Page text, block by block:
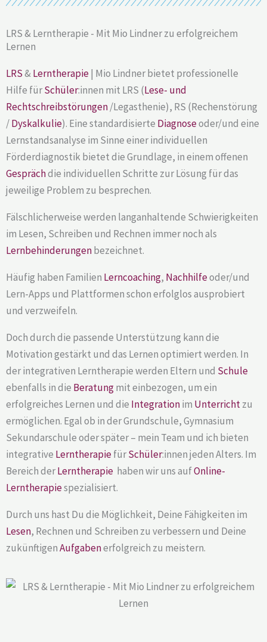
LRS & Lerntherapie - Mit Mio Lindner zu erfolgreichem
Lernen
LRS&Lerntherapie| Mio Lindner bietet professionelle
Hilfe fürSchüler:innen mit LRS (Lese- und
Rechtschreibstörungen/Legasthenie), RS (Rechenstörung
/Dyskalkulie). Eine standardisierte Diagnoseoder/und eine
Lernstandsanalyse im Sinne einer individuellen
Förderdiagnostik bietet die Grundlage, ineinem offenen
Gesprächdie individuellen Schritte zur Lösung für das
jeweilige Problem zu besprechen.
Fälschlicherweise werden langanhaltende Schwierigkeiten
im Lesen, Schreiben und Rechnen immer noch als
Lernbehinderungenbezeichnet.
Häufig haben Familien Lerncoaching, Nachhilfeoder/und
Lern-Apps und Plattformen schon erfolglos ausprobiert
und verzweifeln.
Doch durch die passende Unterstützung kann die
Motivation gestärkt und das Lernen optimiert werden. In
der integrativen Lerntherapie werden Eltern und Schule
ebenfalls in die Beratungmit einbezogen, um ein
erfolgreiches Lernen und die Integrationim Unterrichtzu
ermöglichen. Egal ob in der Grundschule, Gymnasium
Sekundarschule oder später – mein Team und ich bieten
integrative LerntherapiefürSchüler:innen jeden Alters. Im
Bereich derLerntherapie haben wir uns aufOnline-
Lerntherapiespezialisiert.
Durch uns hast Du die Möglichkeit, Deine Fähigkeiten im
Lesen, Rechnen und Schreiben zu verbessern und Deine
zukünftigenAufgabenerfolgreich zu meistern.